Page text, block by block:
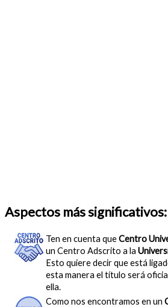
Aspectos más significativos:
Ten en cuenta queCentro
un Centro Adscrito a la
Esto quiere decir que está
esta manera el título será
ella.
Como nos encontramos en un